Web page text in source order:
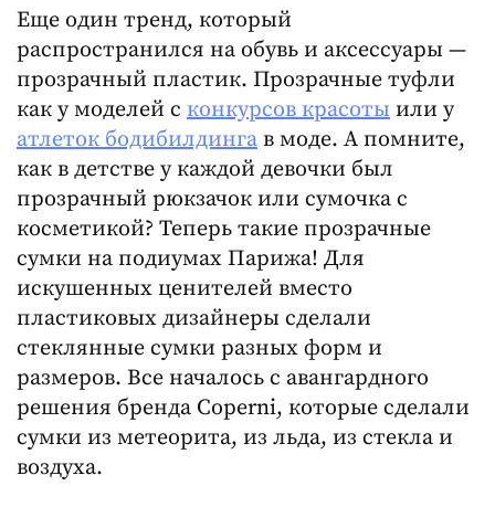
Еще один тренд, который
распространился на обувь и аксессуары —
прозрачный пластик. Прозрачные туфли
как у моделей с конкурсов красоты или у
атлеток бодибилдинга в моде. А помните,
как в детстве у каждой девочки был
прозрачный рюкзачок или сумочка с
косметикой? Теперь такие прозрачные
сумки на подиумах Парижа! Для
искушенных ценителей вместо
пластиковых дизайнеры сделали
стеклянные сумки разных форм и
размеров. Все началось с авангардного
решения бренда Coperni, которые сделали
сумки из метеорита, из льда, из стекла и
воздуха.